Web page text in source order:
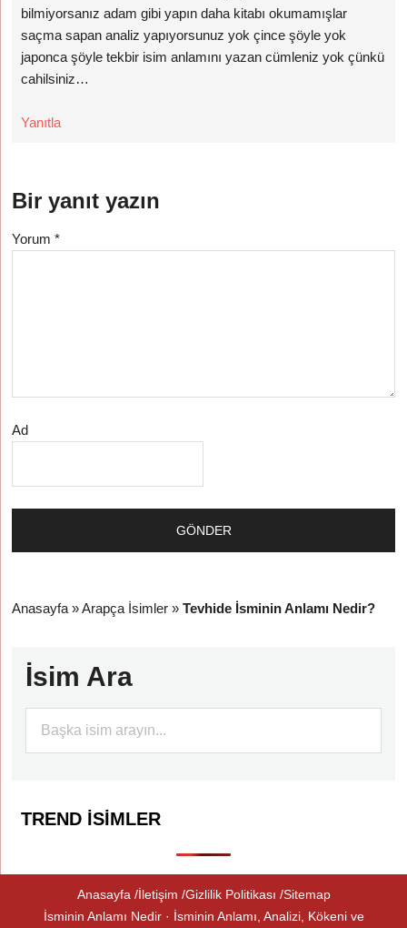
bilmiyorsanız adam gibi yapın daha kitabı okumamışlar
saçma sapan analiz yapıyorsunuz yok çince şöyle yok
japonca şöyle tekbir isim anlamını yazan cümleniz yok çünkü
cahilsiniz…
Yanıtla
Bir yanıt yazın
Yorum*
Ad
Anasayfa »Arapça İsimler »Tevhide İsminin Anlamı Nedir?
İsim Ara
TREND İSIMLER
Anasayfa İletişim Gizlilik Politikası Sitemap
İsminin Anlamı Nedir · İsminin Anlamı, Analizi, Kökeni ve